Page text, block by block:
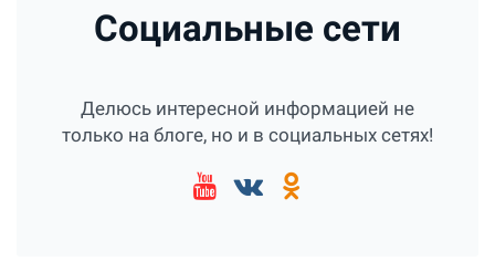
Социальные сети
Делюсь интересной информацией не
только на блоге, но и в социальных сетях!